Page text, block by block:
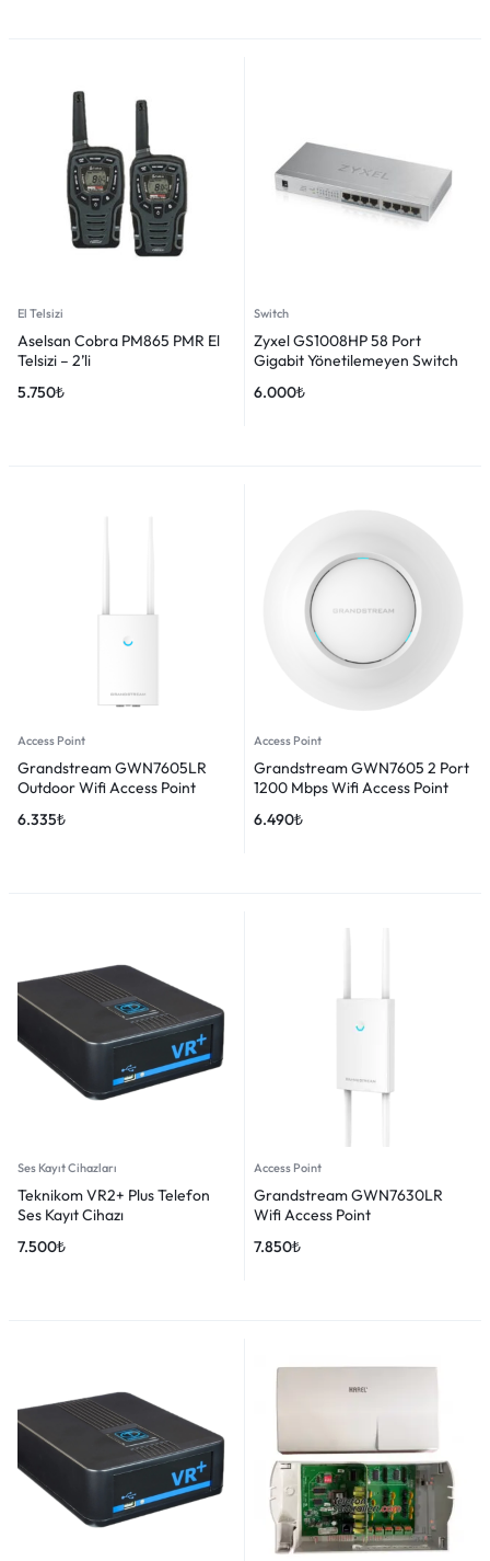
El Telsizi
Aselsan Cobra PM865 PMR El
Telsizi – 2’li
5.750₺
Switch
Zyxel GS1008HP 58 Port
Gigabit Yönetilemeyen Switch
6.000₺
Access Point
Grandstream GWN7605LR
Outdoor Wifi Access Point
6.335₺
Access Point
Grandstream GWN7605 2 Port
1200 Mbps Wifi Access Point
6.490₺
Ses Kayıt Cihazları
Teknikom VR2+ Plus Telefon
Ses Kayıt Cihazı
7.500₺
Access Point
Grandstream GWN7630LR
Wifi Access Point
7.850₺